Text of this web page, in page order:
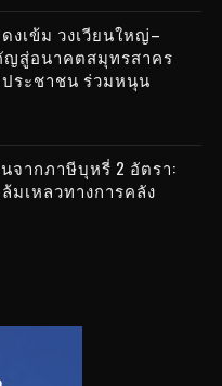
งเข้ม วงเวียนใหญ่–
ญสู่อนาคตสมุทรสาคร
ระชาชน ร่วมหนุน
จากภาษีบุหรี่ 2 อัตรา:
มเหลวทางการคลัง